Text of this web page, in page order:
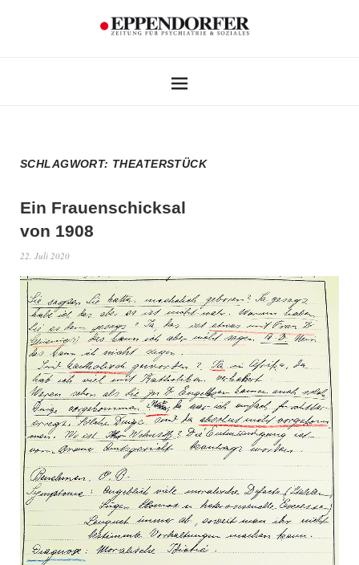
SCHLAGWORT: THEATERSTÜCK
Ein Frauenschicksal
von 1908
22. Juli 2020